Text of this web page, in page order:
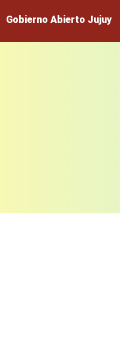
Gobierno Abierto Jujuy